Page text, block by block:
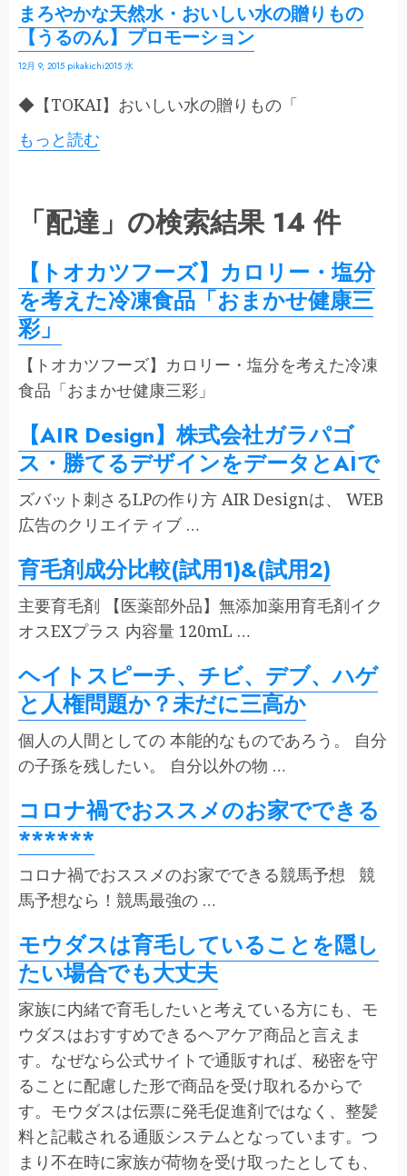
まろやかな天然水・おいしい水の贈りもの
【うるのん】プロモーション
12月 9, 2015 pikakichi2015 水
◆【TOKAI】おいしい水の贈りもの「
もっと読む
「配達」の検索結果 14 件
【トオカツフーズ】カロリー・塩分
を考えた冷凍食品「おまかせ健康三
彩」
【トオカツフーズ】カロリー・塩分を考えた冷凍
食品「おまかせ健康三彩」
【AIR Design】株式会社ガラパゴ
ス・勝てるデザインをデータとAIで
ズバット刺さるLPの作り方 AIR Designは、 WEB
広告のクリエイティブ …
育毛剤成分比較(試用1)&(試用2)
主要育毛剤 【医薬部外品】無添加薬用育毛剤イク
オスEXプラス 内容量 120mL …
ヘイトスピーチ、チビ、デブ、ハゲ
と人権問題か？未だに三高か
個人の人間としての 本能的なものであろう。 自分
の子孫を残したい。 自分以外の物 …
コロナ禍でおススメのお家でできる
******
コロナ禍でおススメのお家でできる競馬予想 競
馬予想なら！競馬最強の …
モウダスは育毛していることを隠し
たい場合でも大丈夫
家族に内緒で育毛したいと考えている方にも、モ
ウダスはおすすめできるヘアケア商品と言えま
す。なぜなら公式サイトで通販すれば、秘密を守
ることに配慮した形で商品を受け取れるからで
す。モウダスは伝票に発毛促進剤ではなく、整髪
料と記載される通販システムとなっています。つ
まり不在時に家族が荷物を受け取ったとしても、